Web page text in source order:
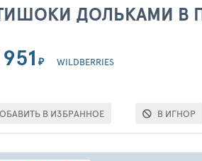
ДОЛЬКАМИ В
₽ WILDBERRIES
В ИЗБРАННОЕ В ИГНОР